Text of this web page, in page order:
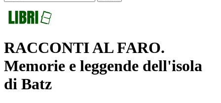
RACCONTI AL FARO.
Memorie e leggende dell'isola
di Batz